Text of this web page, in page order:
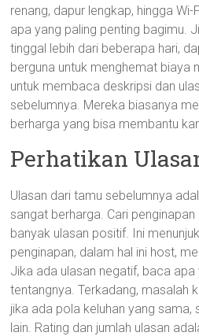
renang, dapur lengkap, hingga
apa yang paling penting bagimu.
tinggal lebih dari beberapa hari,
berguna untuk menghemat biaya
untuk membaca deskripsi dan
sebelumnya. Mereka biasanya
berharga yang bisa membantu
Perhatikan
Ulasan dari tamu sebelumnya
sangat berharga. Cari
banyak ulasan positif. Ini
penginapan, dalam hal ini host,
Jika ada ulasan negatif, baca
tentangnya. Terkadang, masalah
jika ada pola keluhan yang sama,
lain. Rating dan jumlah ulasan